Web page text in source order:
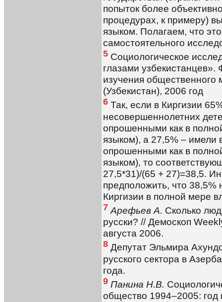
попыток более
процедурах, к примеру)
языком. Полагаем, что
самостоятельного
5 Социологическое
глазами
изучения
(Узбекистан), 2006 год
6 Так, если в Киргизии
несовершеннолетних
опрошенными как в
языком), а 27,5% – имели
опрошенными как в
языком), то
27,5*31)/(65 + 27)=38,5.
предположить, что
Киргизии в полной мере
7 Арефьев А. Сколько
русски? // Демоскоп
августа 2006.
8 Депутат Эльмира
русского сектора в
года.
9 Панина Н.В.
общество 1994–2005: